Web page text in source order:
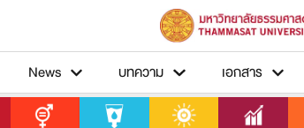
News บทความ เอกสาร